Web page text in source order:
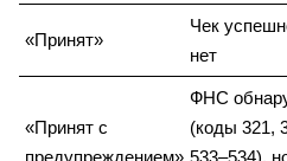
«Принят»
Чек
нет
«Принят с
предупреждением»
ФНС
(коды 321,
533–534),